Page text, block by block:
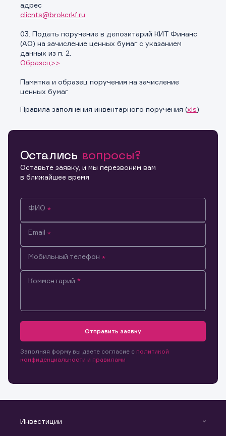
адрес
clients@brokerkf.ru
03. Подать поручение в депозитарий КИТ Финанс
(АО) на зачисление ценных бумаг с указанием
данных из п. 2.
Образец>>
Памятка и образец поручения на зачисление
ценных бумаг
Правила заполнения инвентарного поручения (xls)
Остались вопросы?
Оставьте заявку, и мы перезвоним вам
в ближайшее время
ФИО
Email
Мобильный телефон
Комментарий
Отправить заявку
Заполняя форму вы даете согласие с политикой
конфиденциальности и правилами
Инвестиции